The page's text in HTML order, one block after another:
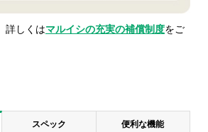
詳しくはマルイシの充実の補償制度をご
スペック 便利な機能